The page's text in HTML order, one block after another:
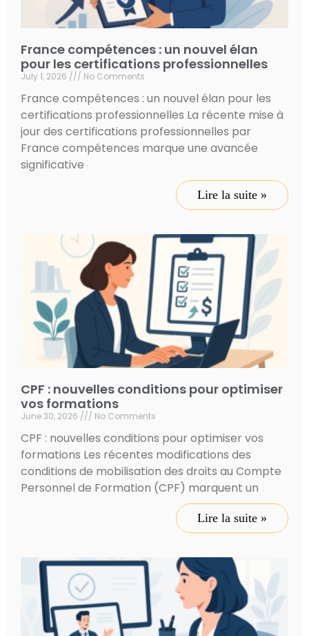
France compétences : un nouvel élan
pour les certifications professionnelles
July 1, 2026 No Comments
France compétences : un nouvel élan pour les
certifications professionnelles La récente mise à
jour des certifications professionnelles par
France compétences marque une avancée
significative
Lire la suite »
CPF : nouvelles conditions pour optimiser
vos formations
June 30, 2026 No Comments
CPF : nouvelles conditions pour optimiser vos
formations Les récentes modifications des
conditions de mobilisation des droits au Compte
Personnel de Formation (CPF) marquent un
Lire la suite »